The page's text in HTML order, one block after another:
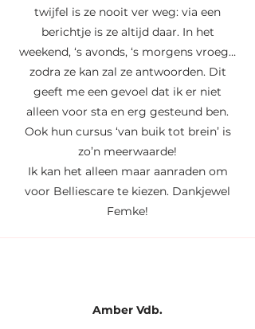
twijfel is ze nooit ver weg: via een
berichtje is ze altijd daar. In het
weekend, ‘s avonds, ‘s morgens vroeg…
zodra ze kan zal ze antwoorden. Dit
geeft me een gevoel dat ik er niet
alleen voor sta en erg gesteund ben.
Ook hun cursus ‘van buik tot brein’ is
zo’n meerwaarde!
Ik kan het alleen maar aanraden om
voor Belliescare te kiezen. Dankjewel
Femke!
Amber Vdb.